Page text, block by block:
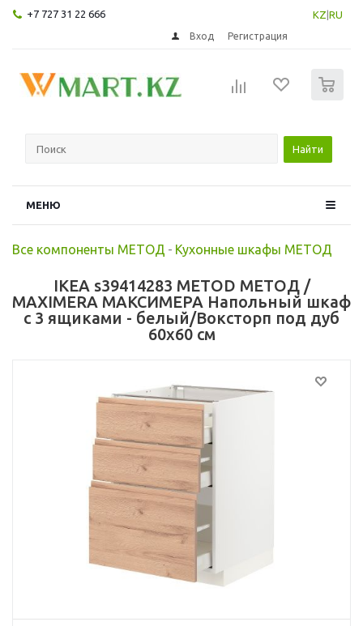
+7 727 31 22 666 KZ RU
Вход Регистрация
Найти
МЕНЮ
Все компоненты МЕТОД - Кухонные шкафы МЕТОД
IKEA s39414283 METOD МЕТОД /
MAXIMERA МАКСИМЕРА Напольный шкаф
с 3 ящиками - белый/Воксторп под дуб
60x60 см